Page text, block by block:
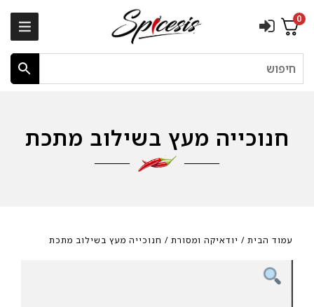
0
חיפוש
חנוכייה מעץ בשילוב מתכת
עמוד הבית / יודאיקה ומסורת / חנוכייה מעץ בשילוב מתכת